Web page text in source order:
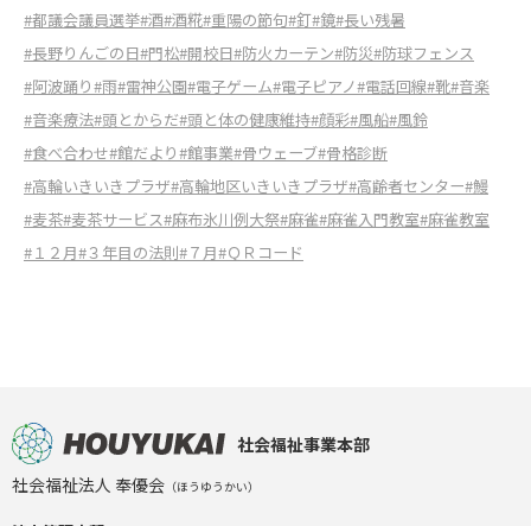
#都議会議員選挙#酒#酒糀#重陽の節句#釘#鏡#長い残暑
#長野りんごの日#門松#開校日#防火カーテン#防災#防球フェンス
#阿波踊り#雨#雷神公園#電子ゲーム#電子ピアノ#電話回線#靴#音楽
#音楽療法#頭とからだ#頭と体の健康維持#顔彩#風船#風鈴
#食べ合わせ#館だより#館事業#骨ウェーブ#骨格診断
#高輪いきいきプラザ#高輪地区いきいきプラザ#高齢者センター#鰻
#麦茶#麦茶サービス#麻布氷川例大祭#麻雀#麻雀入門教室#麻雀教室
#１２月#３年目の法則#７月#ＱＲコード
社会福祉事業本部
社会福祉法人 奉優会 （ほうゆうかい）